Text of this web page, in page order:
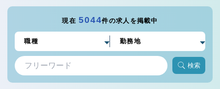
現在5044件の求人を掲載中
検索